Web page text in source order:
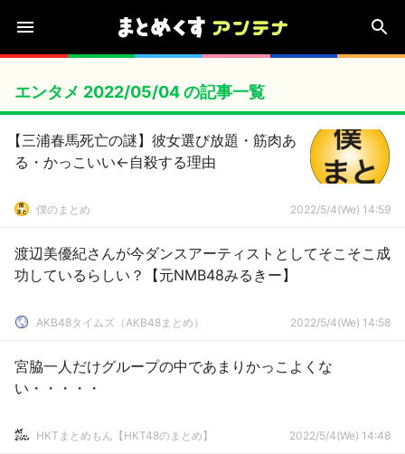
エンタメ 2022/05/04 の記事一覧
【三浦春馬死亡の謎】彼女選び放題・筋肉あ
る・かっこいい←自殺する理由
僕のまとめ 2022/5/4(We) 14:59
渡辺美優紀さんが今ダンスアーティストとしてそこそこ成
功しているらしい？【元NMB48みるきー】
AKB48タイムズ（AKB48まとめ） 2022/5/4(We) 14:58
宮脇一人だけグループの中であまりかっこよくな
い・・・・・
HKTまとめもん【HKT48のまとめ】 2022/5/4(We) 14:48